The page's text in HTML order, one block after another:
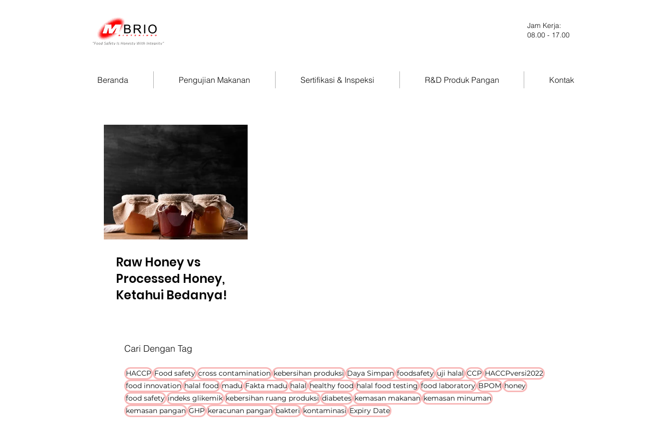
Jam Kerja:
08.00 - 17.00
Beranda Pengujian Makanan Sertifikasi & Inspeksi R&D Produk Pangan Kontak
Raw Honey vs
Processed Honey,
Ketahui Bedanya!
Cari Dengan Tag
HACCP Food safety cross contamination kebersihan produksi Daya Simpan foodsafety uji halal CCP HACCPversi2022
food innovation halal food madu Fakta madu halal healthy food halal food testing food laboratory BPOM honey
food safety indeks glikemik kebersihan ruang produksi diabetes kemasan makanan kemasan minuman
kemasan pangan GHP keracunan pangan bakteri kontaminasi Expiry Date